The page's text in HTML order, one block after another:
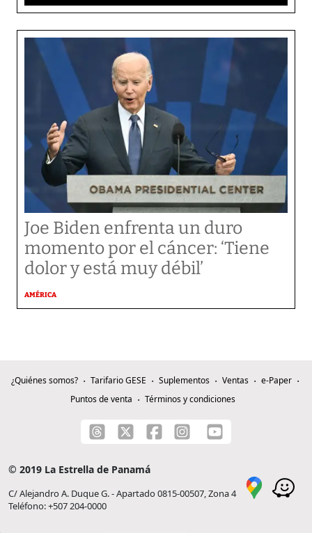
Joe Biden enfrenta un duro
momento por el cáncer: ‘Tiene
dolor y está muy débil’
AMÉRICA
¿Quiénes somos? Tarifario GESE Suplementos Ventas
e-Paper
Puntos de venta
Términos y condiciones
© 2019 La Estrella de Panamá
C/ Alejandro A. Duque G. - Apartado 0815-00507, Zona 4
Teléfono: +507 204-0000